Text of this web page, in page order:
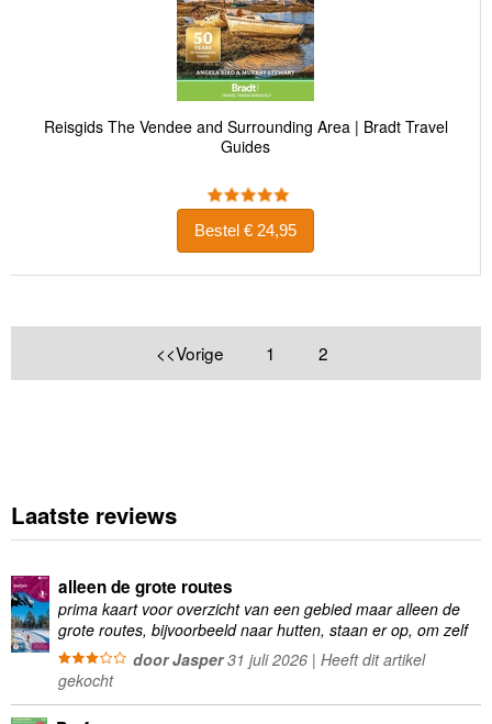
Reisgids The Vendee and Surrounding Area | Bradt Travel
Guides
Bestel € 24,95
<<Vorige 1 2
Laatste reviews
alleen de grote routes
prima kaart voor overzicht van een gebied maar alleen de
grote routes, bijvoorbeeld naar hutten, staan er op, om zelf
wandelingen te plannen minder geschikt
door Jasper31 juli 2026 | Heeft dit artikel
gekocht